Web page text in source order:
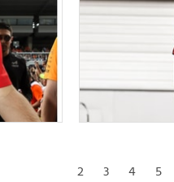
2 3 4 5